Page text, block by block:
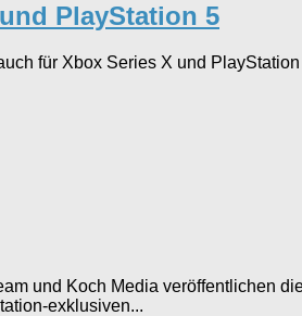
PlayStation 5
für Xbox Series X und
und Koch Media veröffentlichen
exklusiven...